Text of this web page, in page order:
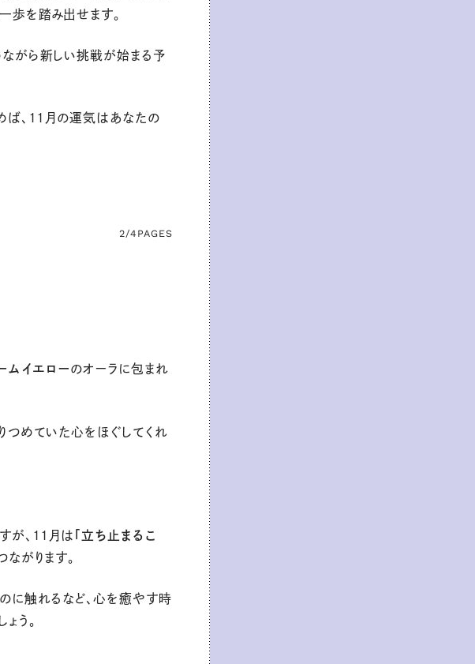
歩を踏み出せます。
がら新しい挑戦が始まる予
、 11 月の運気はあなたの
2/4 PAGES
ムイエローのオーラに包まれ
つめていた心をほぐしてくれ
が、11月は
「立ち止まるこ
がります。
に触れるなど、心を癒やす時
う。